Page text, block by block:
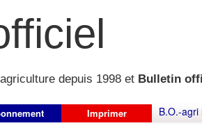
depuis 1998 et Bulletin
Imprimer B.O.-